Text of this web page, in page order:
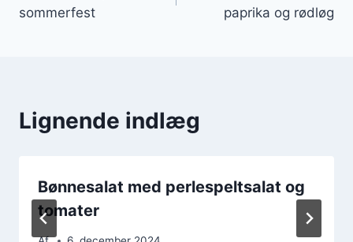
sommerfest
paprika og rødløg
Lignende indlæg
Bønnesalat med perlespeltsalat og
tomater